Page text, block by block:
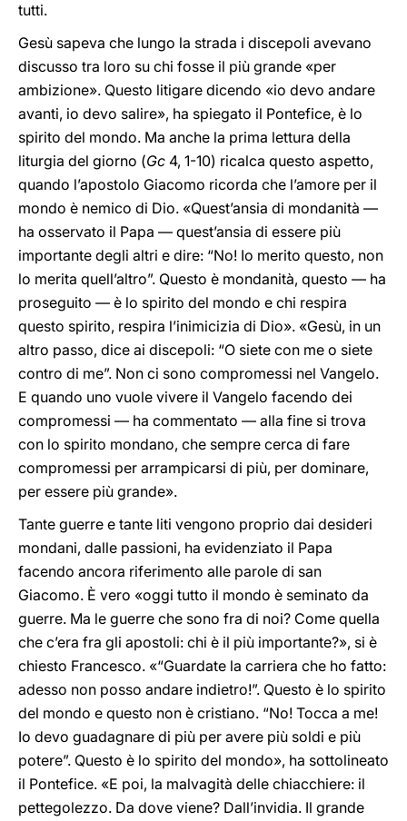
tutti.
Gesù sapeva che lungo la strada i discepoli avevano
discusso tra loro su chi fosse il più grande «per
ambizione». Questo litigare dicendo «io devo andare
avanti, io devo salire», ha spiegato il Pontefice, è lo
spirito del mondo. Ma anche la prima lettura della
liturgia del giorno (Gc 4, 1-10) ricalca questo aspetto,
quando l’apostolo Giacomo ricorda che l’amore per il
mondo è nemico di Dio. «Quest’ansia di mondanità —
ha osservato il Papa — quest’ansia di essere più
importante degli altri e dire: “No! Io merito questo, non
lo merita quell’altro”. Questo è mondanità, questo — ha
proseguito — è lo spirito del mondo e chi respira
questo spirito, respira l’inimicizia di Dio». «Gesù, in un
altro passo, dice ai discepoli: “O siete con me o siete
contro di me”. Non ci sono compromessi nel Vangelo.
E quando uno vuole vivere il Vangelo facendo dei
compromessi — ha commentato — alla fine si trova
con lo spirito mondano, che sempre cerca di fare
compromessi per arrampicarsi di più, per dominare,
per essere più grande».
Tante guerre e tante liti vengono proprio dai desideri
mondani, dalle passioni, ha evidenziato il Papa
facendo ancora riferimento alle parole di san
Giacomo. È vero «oggi tutto il mondo è seminato da
guerre. Ma le guerre che sono fra di noi? Come quella
che c’era fra gli apostoli: chi è il più importante?», si è
chiesto Francesco. «“Guardate la carriera che ho fatto:
adesso non posso andare indietro!”. Questo è lo spirito
del mondo e questo non è cristiano. “No! Tocca a me!
Io devo guadagnare di più per avere più soldi e più
potere”. Questo è lo spirito del mondo», ha sottolineato
il Pontefice. «E poi, la malvagità delle chiacchiere: il
pettegolezzo. Da dove viene? Dall’invidia. Il grande